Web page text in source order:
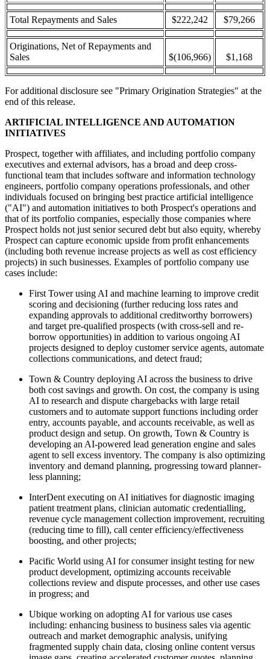
Total Repayments and Sales $222,242 $79,266
Originations, Net of Repayments and
Sales
$(106,966) $1,168
For additional disclosure see "Primary Origination Strategies" at the
end of this release.
ARTIFICIAL INTELLIGENCE AND AUTOMATION
INITIATIVES
Prospect, together with affiliates, and including portfolio company
executives and external advisors, has a broad and deep cross-
functional team that includes software and information technology
engineers, portfolio company operations professionals, and other
individuals focused on bringing best practice artificial intelligence
("AI") and automation initiatives to both Prospect's operations and
that of its portfolio companies, especially those companies where
Prospect holds not just senior secured debt but also equity, whereby
Prospect can capture economic upside from profit enhancements
(including both revenue increase projects as well as cost efficiency
projects) in such businesses. Examples of portfolio company use
cases include:
First Tower using AI and machine learning to improve credit
scoring and decisioning (further reducing loss rates and
expanding approvals to additional creditworthy borrowers)
and target pre-qualified prospects (with cross-sell and re-
borrow opportunities) in addition to various ongoing AI
projects designed to deploy customer service agents, automate
collections communications, and detect fraud;
Town & Country deploying AI across the business to drive
both cost savings and growth. On cost, the company is using
AI to research and dispute chargebacks with large retail
customers and to automate support functions including order
entry, accounts payable, and accounts receivable, as well as
product design and setup. On growth, Town & Country is
developing an AI-powered lead generation engine and sales
agent to sell excess inventory. The company is also optimizing
inventory and demand planning, progressing toward planner-
less planning;
InterDent executing on AI initiatives for diagnostic imaging
patient treatment plans, clinician automatic credentialling,
revenue cycle management collection improvement, recruiting
(reducing time to fill), call center efficiency/effectiveness
boosting, and other projects;
Pacific World using AI for consumer insight testing for new
product development, optimizing accounts receivable
collections review and dispute processes, and other use cases
in progress; and
Ubique working on adopting AI for various use cases
including: enhancing business to business sales via agentic
outreach and market demographic analysis, unifying
fragmented supply chain data, closing online content versus